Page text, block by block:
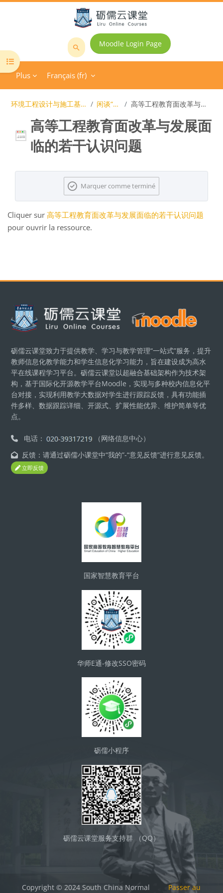
Passer au contenu principal
Rechercher
cours
Moodle Login Page
Plus Français ‎(fr)‎
Ouvrir l’index du cours
环境工程设计与施工基础（202002-17级） 闲谈“工程教育” 高等工程教育面改革与发展面临的若干认识问题
高等工程教育面改革与发展面
临的若干认识问题
Conditions d’achèvement
Marquer comme terminé
Cliquer sur 高等工程教育面改革与发展面临的若干认识问题
pour ouvrir la ressource.
Blocs
砺儒云课堂致力于提供教学、学习与教学管理“一站式”服务，提升
教师信息化教学能力和学生信息化学习能力，旨在建设成为高水
平在线课程学习平台。砺儒云课堂以超融合基础架构作为技术架
构，基于国际化开源教学平台Moodle，实现与多种校内信息化平
台对接，实现利用教学大数据对学生进行跟踪反馈，具有功能插
件多样、数据跟踪详细、开源式、扩展性能优异、维护简单等优
点。
电话：
（网络信息中心）
反馈：请通过砺儒小课堂中“我的”-“意见反馈”进行意见反馈。
立即反馈
国家智慧教育平台
华师E通-修改SSO密码
砺儒小程序
砺儒云课堂服务支持群 （QQ）
Copyright © 2024 South China Normal Passer au